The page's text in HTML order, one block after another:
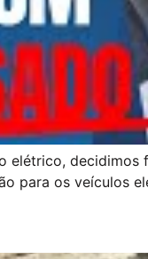
elétrico,
para os veículos